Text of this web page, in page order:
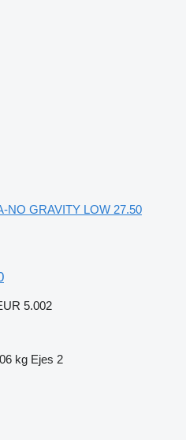
NO GRAVITY LOW 27.50
5.002
kg Ejes 2